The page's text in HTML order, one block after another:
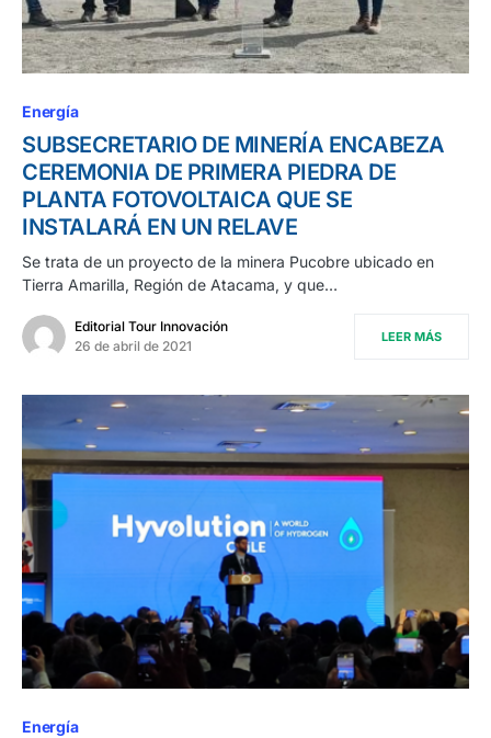
Energía
SUBSECRETARIO DE MINERÍA ENCABEZA
CEREMONIA DE PRIMERA PIEDRA DE
PLANTA FOTOVOLTAICA QUE SE
INSTALARÁ EN UN RELAVE
Se trata de un proyecto de la minera Pucobre ubicado en
Tierra Amarilla, Región de Atacama, y que…
Editorial Tour Innovación
26 de abril de 2021
LEER MÁS
Energía